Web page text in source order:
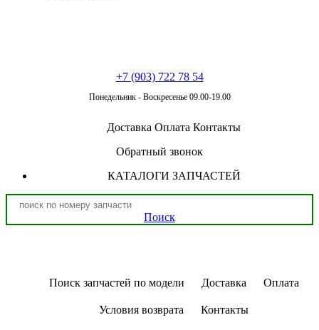
+7 (903) 722 78 54
Понедельник - Воскресенье 09.00-19.00
Доставка Оплата Контакты
Обратный звонок
КАТАЛОГИ ЗАПЧАСТЕЙ
Поиск
Поиск запчастей по модели Доставка Оплата
Условия возврата Контакты